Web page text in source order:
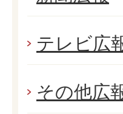
テレビ広
その他広